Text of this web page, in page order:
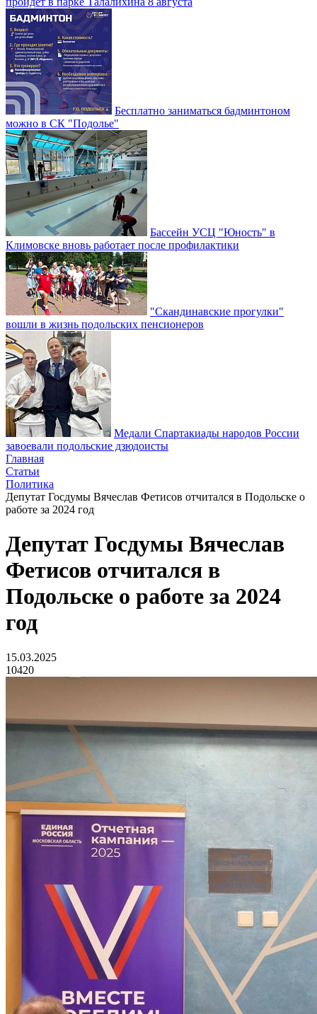
Бесплатно заниматься бадминтоном
можно в СК "Подолье"
Бассейн УСЦ "Юность" в
Климовске вновь работает после профилактики
"Скандинавские прогулки"
вошли в жизнь подольских пенсионеров
Медали Спартакиады народов России
завоевали подольские дзюдоисты
Главная
Статьи
Политика
Депутат Госдумы Вячеслав Фетисов отчитался в Подольске о
работе за 2024 год
Депутат Госдумы Вячеслав
Фетисов отчитался в
Подольске о работе за 2024
год
15.03.2025
10420